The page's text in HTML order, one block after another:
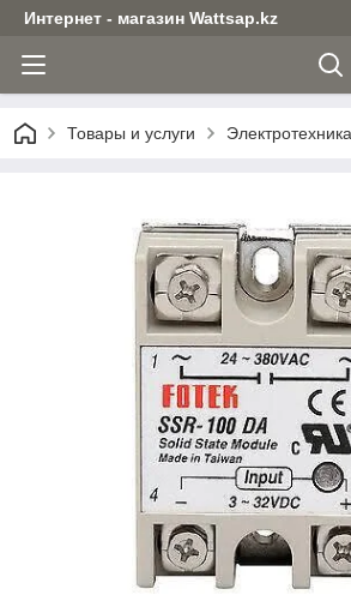
Интернет - магазин Wattsap.kz
Товары и услуги Электротехника